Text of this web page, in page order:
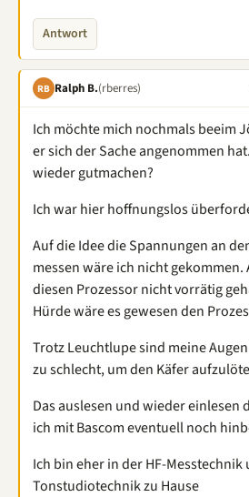
Antwort
RB Ralph B.(rberres)
Ich möchte mich nochmals beeim
er sich der Sache angenommen
wieder gutmachen?
Ich war hier hoffnungslos
Auf die Idee die Spannungen an
messen wäre ich nicht gekommen.
diesen Prozessor nicht vorrätig
Hürde wäre es gewesen den
Trotz Leuchtlupe sind meine
zu schlecht, um den Käfer
Das auslesen und wieder einlesen
ich mit Bascom eventuell noch
Ich bin eher in der HF-Messtechnik
Tonstudiotechnik zu Hause